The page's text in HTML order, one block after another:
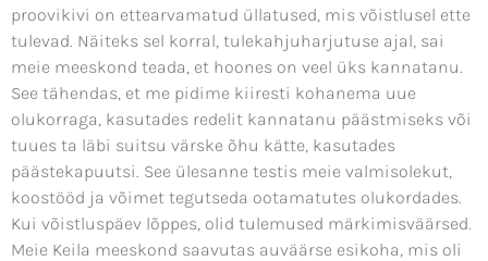
proovikivi on ettearvamatud üllatused, mis võistlusel ette
tulevad. Näiteks sel korral, tulekahjuharjutuse ajal, sai
meie meeskond teada, et hoones on veel üks kannatanu.
See tähendas, et me pidime kiiresti kohanema uue
olukorraga, kasutades redelit kannatanu päästmiseks või
tuues ta läbi suitsu värske õhu kätte, kasutades
päästekapuutsi. See ülesanne testis meie valmisolekut,
koostööd ja võimet tegutseda ootamatutes olukordades.
Kui võistluspäev lõppes, olid tulemused märkimisväärsed.
Meie Keila meeskond saavutas auväärse esikoha, mis oli